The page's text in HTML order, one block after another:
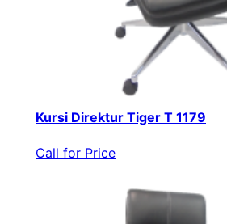
Kursi Direktur Tiger T 1179
Call for Price